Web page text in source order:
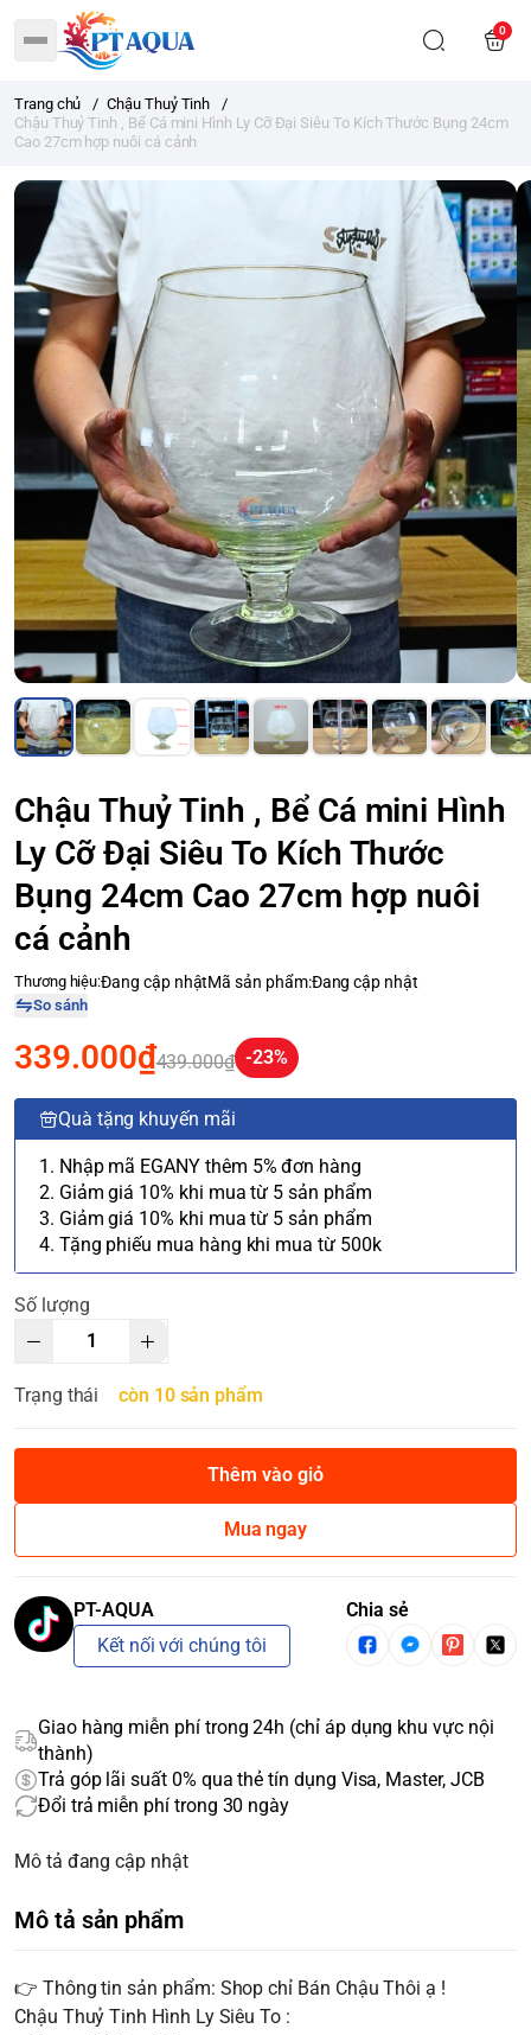
0
Trang chủ / Chậu Thuỷ Tinh
/
Chậu Thuỷ Tinh , Bể Cá mini Hình Ly Cỡ Đại Siêu To Kích Thước Bụng 24cm
Cao 27cm hợp nuôi cá cảnh
Chậu Thuỷ Tinh , Bể Cá mini Hình
Ly Cỡ Đại Siêu To Kích Thước
Bụng 24cm Cao 27cm hợp nuôi
cá cảnh
Thương hiệu:Đang cập nhậtMã sản phẩm:Đang cập nhật
So sánh
339.000₫439.000₫ -23%
Quà tặng khuyến mãi
1. Nhập mã EGANY thêm 5% đơn hàng
2. Giảm giá 10% khi mua từ 5 sản phẩm
3. Giảm giá 10% khi mua từ 5 sản phẩm
4. Tặng phiếu mua hàng khi mua từ 500k
Số lượng
Trạng thái còn 10 sản phẩm
Thêm vào giỏ
Mua ngay
PT-AQUA
Kết nối với chúng tôi
Chia sẻ
Giao hàng miễn phí trong 24h (chỉ áp dụng khu vực nội
thành)
Trả góp lãi suất 0% qua thẻ tín dụng Visa, Master, JCB
Đổi trả miễn phí trong 30 ngày
Mô tả đang cập nhật
Mô tả sản phẩm
👉 Thông tin sản phẩm: Shop chỉ Bán Chậu Thôi ạ !
Chậu Thuỷ Tinh Hình Ly Siêu To :